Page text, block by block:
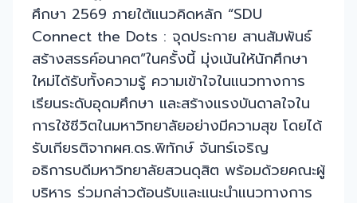
ศึกษา 2569 ภายใต้แนวคิดหลัก “SDU
Connect the Dots : จุดประกาย สานสัมพันธ์
สร้างสรรค์อนาคต”ในครั้งนี้ มุ่งเน้นให้นักศึกษา
ใหม่ได้รับทั้งความรู้ ความเข้าใจในแนวทางการ
เรียนระดับอุดมศึกษา และสร้างแรงบันดาลใจใน
การใช้ชีวิตในมหาวิทยาลัยอย่างมีความสุข โดยได้
รับเกียรติจากผศ.ดร.พิทักษ์ จันทร์เจริญ
อธิการบดีมหาวิทยาลัยสวนดุสิต พร้อมด้วยคณะผู้
บริหาร ร่วมกล่าวต้อนรับและแนะนำแนวทางการ